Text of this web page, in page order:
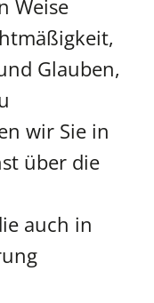
Weise
Glauben,
wir Sie in
über die
auch in